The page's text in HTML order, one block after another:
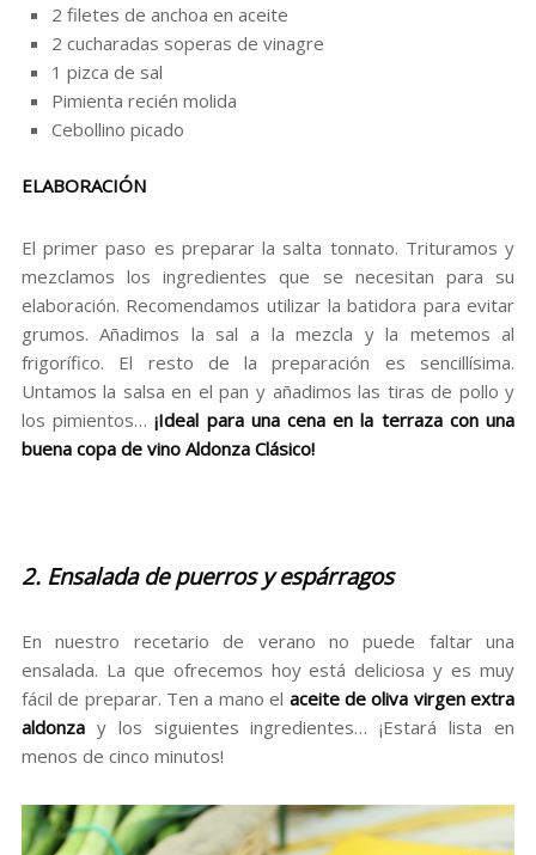
2 filetes de anchoa en aceite
2 cucharadas soperas de vinagre
1 pizca de sal
Pimienta recién molida
Cebollino picado
ELABORACIÓN
El primer paso es preparar la salta tonnato. Trituramos y
mezclamos los ingredientes que se necesitan para su
elaboración. Recomendamos utilizar la batidora para evitar
grumos. Añadimos la sal a la mezcla y la metemos al
frigorífico. El resto de la preparación es sencillísima.
Untamos la salsa en el pan y añadimos las tiras de pollo y
los pimientos…¡Ideal para una cena en la terraza con una
buena copa de vino Aldonza Clásico!
2. Ensalada de puerros y espárragos
En nuestro recetario de verano no puede faltar una
ensalada. La que ofrecemos hoy está deliciosa y es muy
fácil de preparar. Ten a mano el aceite de oliva virgen extra
aldonzay los siguientes ingredientes… ¡Estará lista en
menos de cinco minutos!